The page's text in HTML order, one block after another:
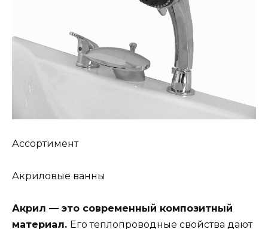
Ассортимент
Акриловые ванны
Акрил — это современный композитный
материал. Его теплопроводные свойства дают